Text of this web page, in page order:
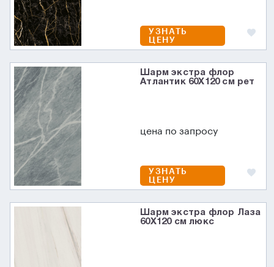
УЗНАТЬ
ЦЕНУ
Шарм экстра флор
Атлантик 60X120 см рет
цена по запросу
УЗНАТЬ
ЦЕНУ
Шарм экстра флор Лаза
60X120 см люкс